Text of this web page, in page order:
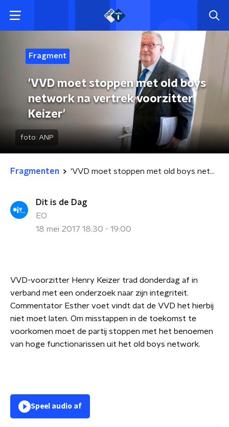
Fragment
'VVD moet stoppen met old boys
network na vertrek voorzitter
Keizer'
foto: ANP
Fragmenten 'VVD moet stoppen met old boys network na vertrek voorzitter Keizer'
Dit is de Dag
EO
18 mei 2017 18:30 - 19:00
VVD-voorzitter Henry Keizer trad donderdag af in
verband met een onderzoek naar zijn integriteit.
Commentator Esther voet vindt dat de VVD het hierbij
niet moet laten. Om misstappen in de toekomst te
voorkomen moet de partij stoppen met het benoemen
van hoge functionarissen uit het old boys network.
Speel audio af